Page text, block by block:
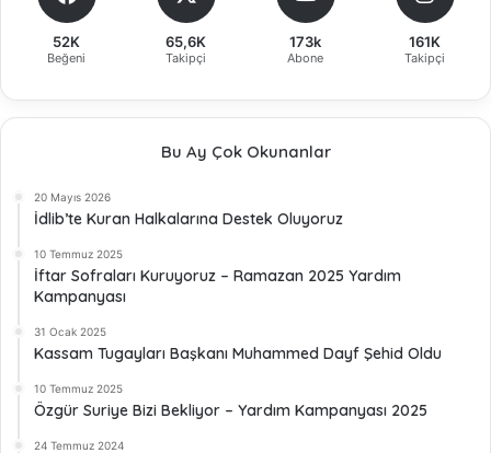
52K
Beğeni
65,6K
Takipçi
173k
Abone
161K
Takipçi
Bu Ay Çok Okunanlar
20 Mayıs 2026
İdlib’te Kuran Halkalarına Destek Oluyoruz
10 Temmuz 2025
İftar Sofraları Kuruyoruz – Ramazan 2025 Yardım
Kampanyası
31 Ocak 2025
Kassam Tugayları Başkanı Muhammed Dayf Şehid Oldu
10 Temmuz 2025
Özgür Suriye Bizi Bekliyor – Yardım Kampanyası 2025
24 Temmuz 2024